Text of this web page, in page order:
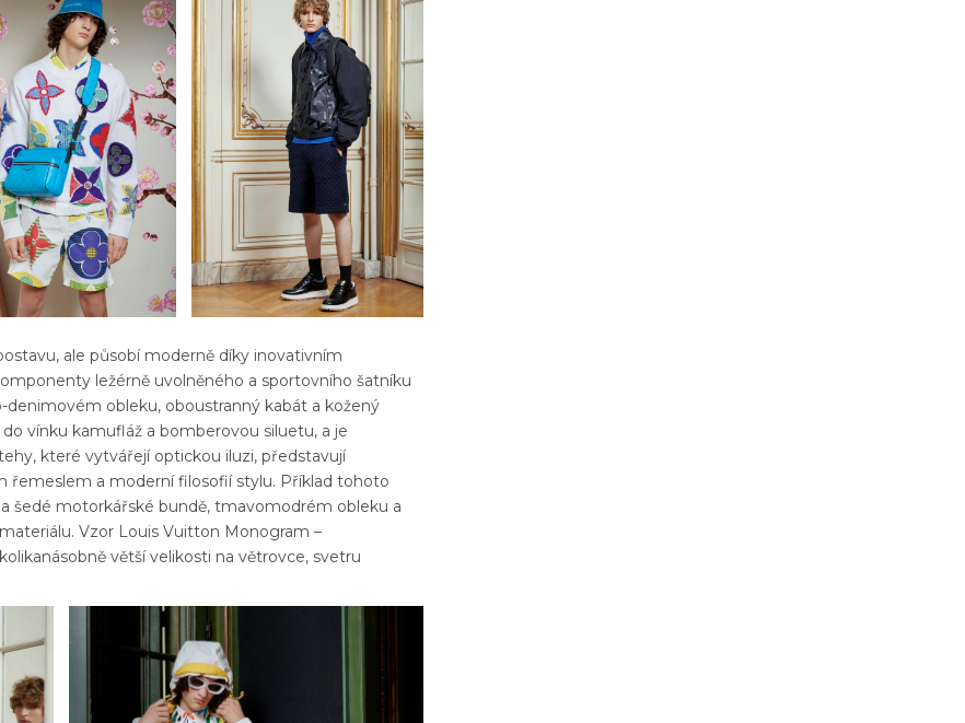
ale působí moderně díky inovativním
ležérně uvolněného a sportovního šatníku
obleku, oboustranný kabát a kožený
vínku kamufláž a bomberovou siluetu, a je
které vytvářejí optickou iluzi, představují
řemeslem a moderní filosofií stylu. Příklad tohoto
šedé motorkářské bundě, tmavomodrém obleku a
Vzor Louis Vuitton Monogram –
větší velikosti na větrovce, svetru